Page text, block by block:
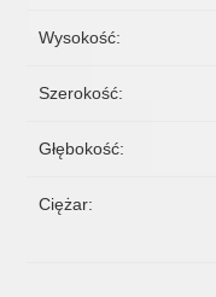
Wysokość:
Szerokość:
Głębokość:
Ciężar: